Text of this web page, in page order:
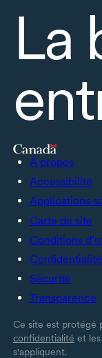
La
À propos
Accessibilité
Applications
Carte du site
Conditions
Confidentialité
Sécurité
Transparence
Ce site est protégé
confidentialité et les
s'appliquent.